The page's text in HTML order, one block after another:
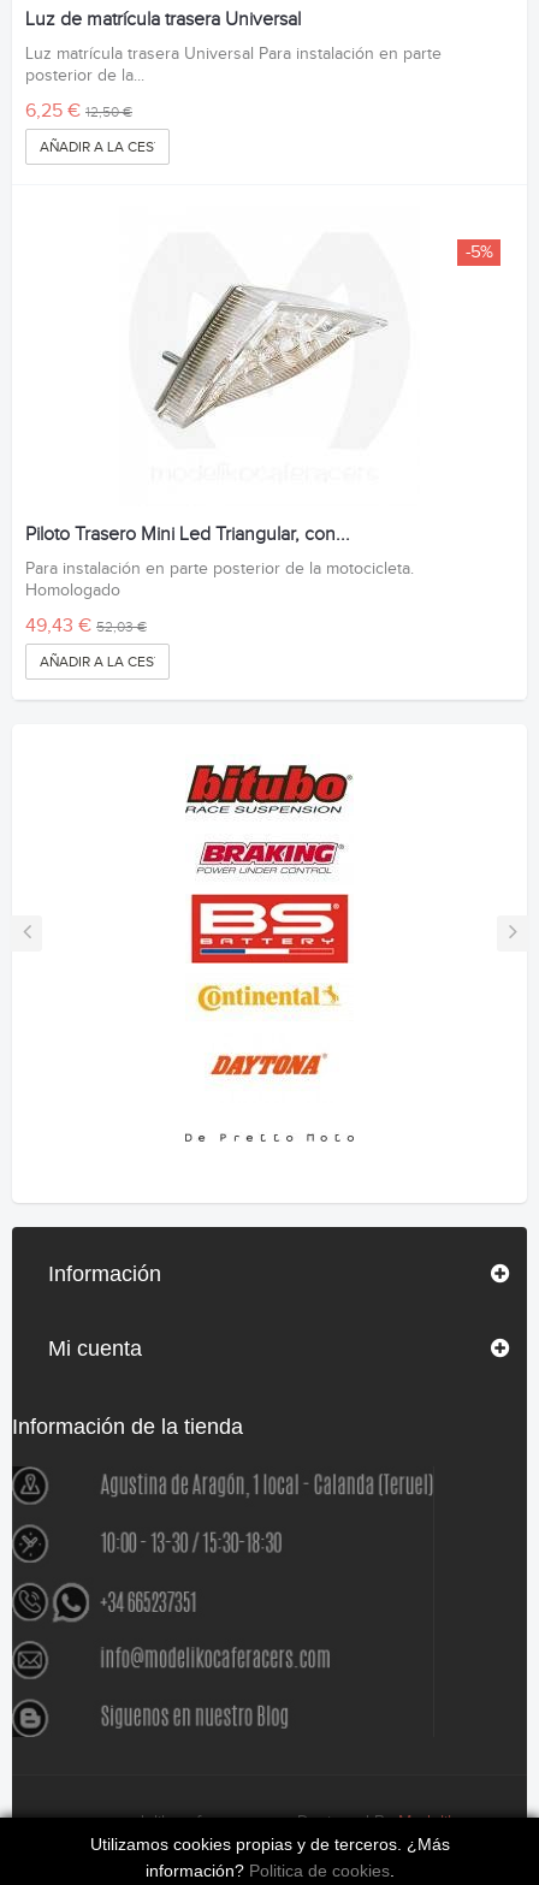
Luz de matrícula trasera Universal
Luz matrícula trasera Universal Para instalación en parte
posterior de la...
6,25 € 12,50 €
AÑADIR A LA CESTA
-5%
Piloto Trasero Mini Led Triangular, con...
Para instalación en parte posterior de la motocicleta.
Homologado
49,43 € 52,03 €
AÑADIR A LA CESTA
Información
Mi cuenta
Información de la tienda
Utilizamos cookies propias y de terceros. ¿Más
información? Politica de cookies.
www.modelikocaferacers.com Designed By Modeliko